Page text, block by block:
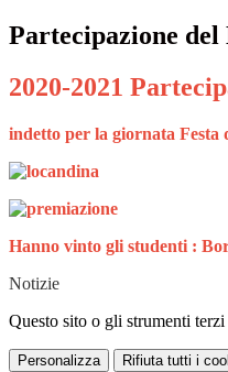
Partecipazione
2020-2021
indetto per la giornata Festa
Hanno vinto gli studenti :
Notizie
Questo sito o gli strumenti
Personalizza Rifiuta tutti i